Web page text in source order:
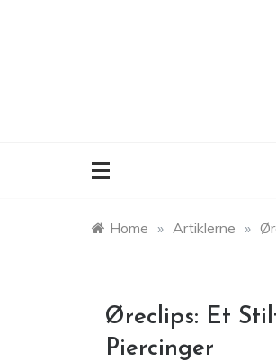
Home » Artiklerne »
Øreclips: Et
Piercinger